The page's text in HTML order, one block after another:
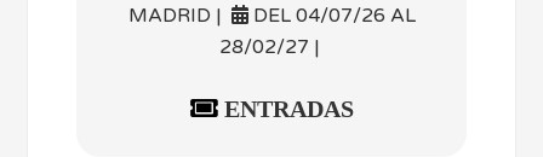
MADRID |
DEL 04/07/26 AL
28/02/27 |
ENTRADAS